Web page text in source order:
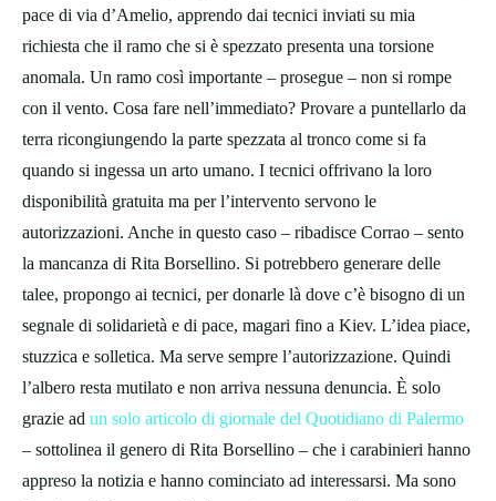
pace di via d’Amelio, apprendo dai tecnici inviati su mia
richiesta che il ramo che si è spezzato presenta una torsione
anomala. Un ramo così importante – prosegue – non si rompe
con il vento. Cosa fare nell’immediato? Provare a puntellarlo da
terra ricongiungendo la parte spezzata al tronco come si fa
quando si ingessa un arto umano. I tecnici offrivano la loro
disponibilità gratuita ma per l’intervento servono le
autorizzazioni. Anche in questo caso – ribadisce Corrao – sento
la mancanza di Rita Borsellino. Si potrebbero generare delle
talee, propongo ai tecnici, per donarle là dove c’è bisogno di un
segnale di solidarietà e di pace, magari fino a Kiev. L’idea piace,
stuzzica e solletica. Ma serve sempre l’autorizzazione. Quindi
l’albero resta mutilato e non arriva nessuna denuncia. È solo
grazie ad un solo articolo di giornale del Quotidiano di Palermo
– sottolinea il genero di Rita Borsellino – che i carabinieri hanno
appreso la notizia e hanno cominciato ad interessarsi. Ma sono